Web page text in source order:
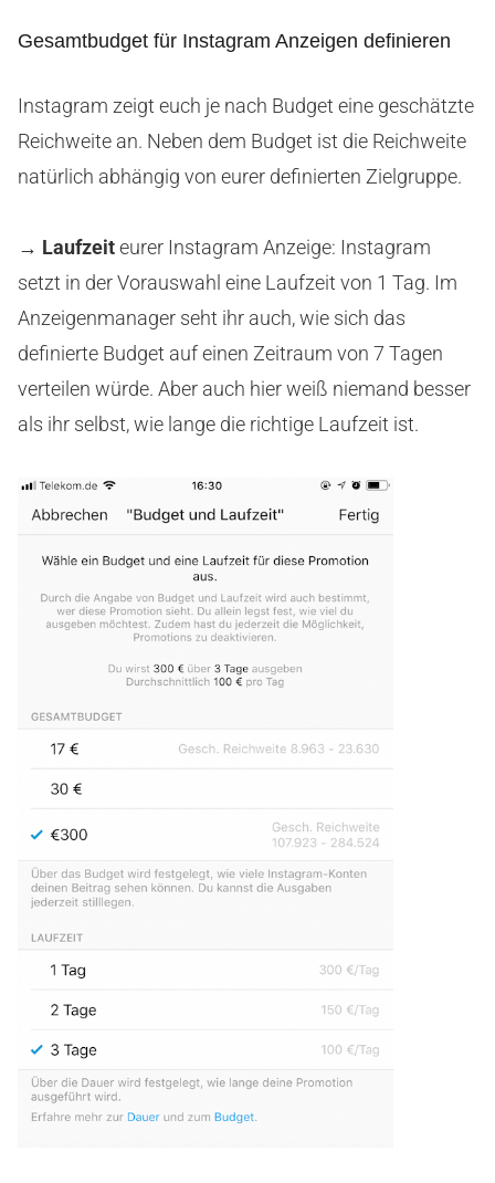
Gesamtbudget für Instagram Anzeigen definieren
Instagram zeigt euch je nach Budget eine geschätzte
Reichweite an. Neben dem Budget ist die Reichweite
natürlich abhängig von eurer definierten Zielgruppe.
→ Laufzeiteurer Instagram Anzeige: Instagram
setzt in der Vorauswahl eine Laufzeit von 1 Tag. Im
Anzeigenmanager seht ihr auch, wie sich das
definierte Budget auf einen Zeitraum von 7 Tagen
verteilen würde. Aber auch hier weiß niemand besser
als ihr selbst, wie lange die richtige Laufzeit ist.